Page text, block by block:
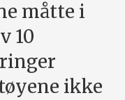
måtte i
10
ikke